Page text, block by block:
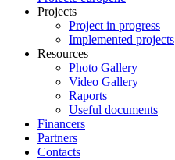
Projects
Project in progress
Implemented projects
Resources
Photo Gallery
Video Gallery
Raports
Useful documents
Financers
Partners
Contacts